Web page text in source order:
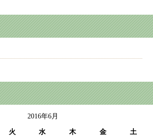
2016年6月
火 水 木 金 土